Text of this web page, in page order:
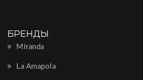
БРЕНДЫ
Miranda
La Amapola